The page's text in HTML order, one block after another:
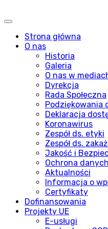
Strona główna
O nas
Historia
Galeria
O nas w
Dyrekcja
Rada Społeczna
Podziękowania
Deklaracja
Koronawirus
Zespół ds. etyki
Zespół ds.
Jakość i
Ochrona
Aktualności
Informacja o
Certyfikaty
Dofinansowania
Projekty UE
E-usługi